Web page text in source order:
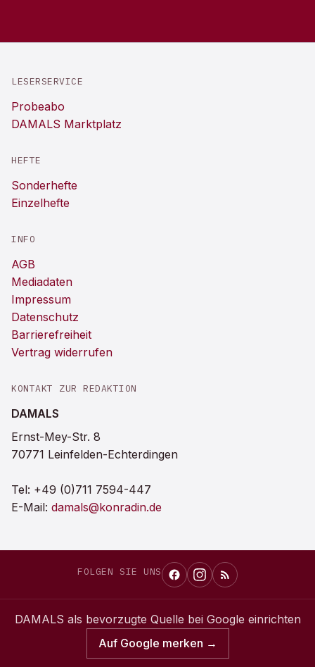
LESERSERVICE
Probeabo
DAMALS Marktplatz
HEFTE
Sonderhefte
Einzelhefte
INFO
AGB
Mediadaten
Impressum
Datenschutz
Barrierefreiheit
Vertrag widerrufen
KONTAKT ZUR REDAKTION
DAMALS
Ernst-Mey-Str. 8
70771 Leinfelden-Echterdingen
Tel: +49 (0)711 7594-447
E-Mail: damals@konradin.de
FOLGEN SIE UNS
DAMALS als bevorzugte Quelle bei Google einrichten
Auf Google merken →